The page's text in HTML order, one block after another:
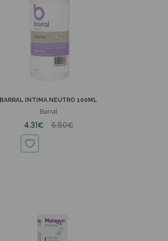
BARRAL INTIMA NEUTRO 100ML
Barral
4.31€ 6.50€